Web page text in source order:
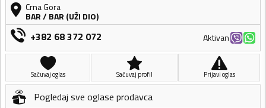
Crna Gora
BAR/ BAR (UŽI DIO)
+382 68 372 072 Aktivan
Sačuvaj oglas Sačuvaj profil Prijavi oglas
Pogledaj sve oglase prodavca